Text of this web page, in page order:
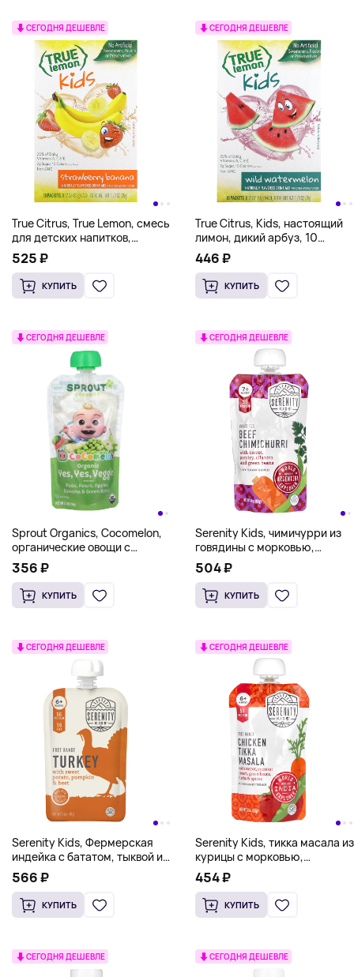
СЕГОДНЯ ДЕШЕВЛЕ
True Citrus, True Lemon, смесь
для детских напитков,
клубника и банан, 10
пакетиков по 3,5 г (0,12
унции)
525 ₽
КУПИТЬ
СЕГОДНЯ ДЕШЕВЛЕ
True Citrus, Kids, настоящий
лимон, дикий арбуз, 10
пакетиков по 3,5 г (0,12
унции)
446 ₽
КУПИТЬ
СЕГОДНЯ ДЕШЕВЛЕ
Sprout Organics, Cocomelon,
органические овощи с
фруктами, от 8 месяцев,
горох, груши, яблоки, банан и
стручковая фасоль, 99 г (3,5
унции)
356 ₽
КУПИТЬ
СЕГОДНЯ ДЕШЕВЛЕ
Serenity Kids, чимичурри из
говядины с морковью,
петрушкой, кинзой и зеленой
фасолью, для детей от 7
месяцев, 99 г (3,5 унции)
504 ₽
КУПИТЬ
СЕГОДНЯ ДЕШЕВЛЕ
Serenity Kids, Фермерская
индейка с бататом, тыквой и
свеклой, для детей от 6
месяцев, 99 г (3,5 унции)
566 ₽
КУПИТЬ
СЕГОДНЯ ДЕШЕВЛЕ
Serenity Kids, тикка масала из
курицы с морковью,
кокосовым кремом, зеленой
фасолью, травами и
специями, для детей от 6
месяцев, 99 г (3,5 унции)
454 ₽
КУПИТЬ
СЕГОДНЯ ДЕШЕВЛЕ СЕГОДНЯ ДЕШЕВЛЕ